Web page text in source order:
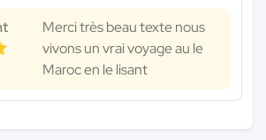
Merci très beau texte nous
vivons un vrai voyage au le
Maroc en le lisant